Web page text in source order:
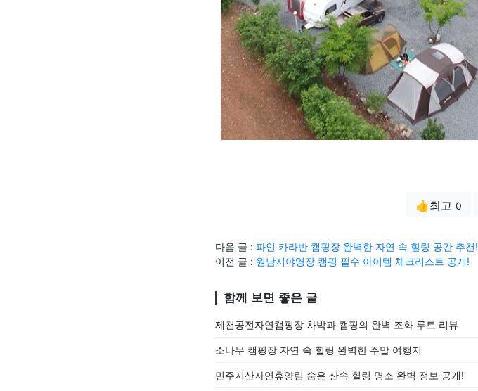
👍최고 0
다음 글 : 파인 카라반 캠핑장 완벽한 자연 속 힐링 공간 추천!
이전 글 : 원남지야영장 캠핑 필수 아이템 체크리스트 공개!
함께 보면 좋은 글
제천공전자연캠핑장 차박과 캠핑의 완벽 조화 루트 리뷰
소나무 캠핑장 자연 속 힐링 완벽한 주말 여행지
민주지산자연휴양림 숨은 산속 힐링 명소 완벽 정보 공개!